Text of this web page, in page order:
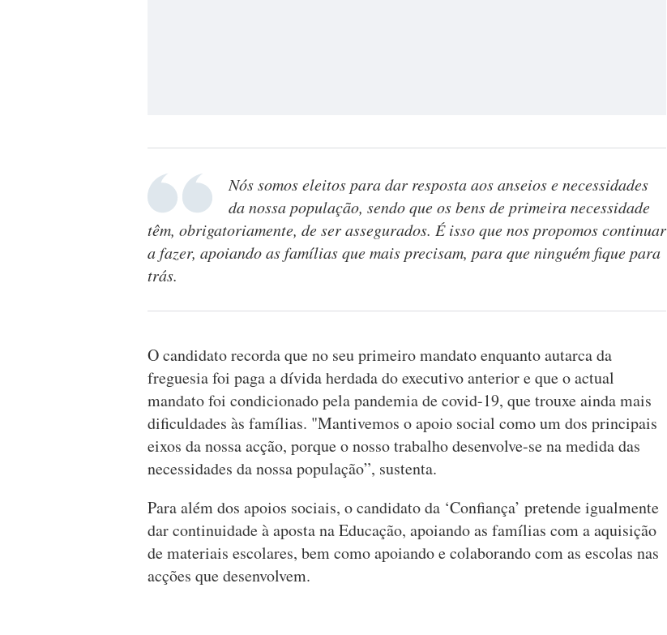
Nós somos eleitos para dar resposta aos anseios e necessidades
da nossa população, sendo que os bens de primeira necessidade
têm, obrigatoriamente, de ser assegurados. É isso que nos propomos continuar
a fazer, apoiando as famílias que mais precisam, para que ninguém fique para
trás.
O candidato recorda que no seu primeiro mandato enquanto autarca da
freguesia foi paga a dívida herdada do executivo anterior e que o actual
mandato foi condicionado pela pandemia de covid-19, que trouxe ainda mais
dificuldades às famílias. "Mantivemos o apoio social como um dos principais
eixos da nossa acção, porque o nosso trabalho desenvolve-se na medida das
necessidades da nossa população”, sustenta.
Para além dos apoios sociais, o candidato da ‘Confiança’ pretende igualmente
dar continuidade à aposta na Educação, apoiando as famílias com a aquisição
de materiais escolares, bem como apoiando e colaborando com as escolas nas
acções que desenvolvem.